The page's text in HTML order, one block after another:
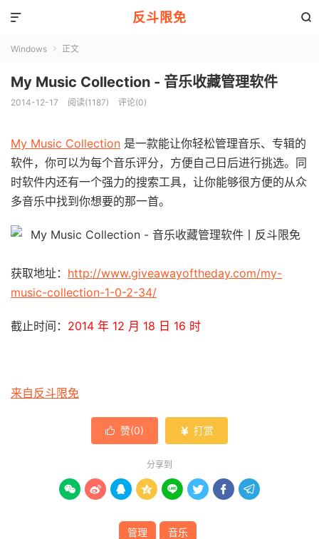
反斗限免 

Windows  正文
My Music Collection - 音乐收藏管理软件
2014-12-17 阅读(1187) 评论(0)
My Music Collection 是一款能让你轻松管理音乐、专辑的
软件，你可以为每个音乐评分，方便自己日后进行挑选。同
时软件内还有一个强力的搜索工具，让你能够很方便的从众
多音乐中找到你想要的那一首。
获取地址： http://www.giveawayoftheday.com/my-
music-collection-1-0-2-34/
截止时间： 2014 年 12 月 18 日 16 时
来自反斗限免
 赞(0)  打赏
分享到
       
管理 音乐